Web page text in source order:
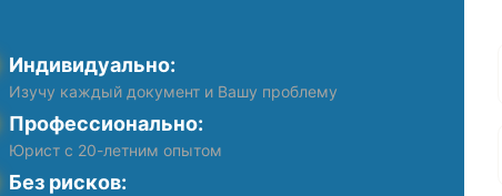
Индивидуально:
Изучу каждый документ и Вашу проблему
Профессионально:
Юрист с 20-летним опытом
Без рисков: